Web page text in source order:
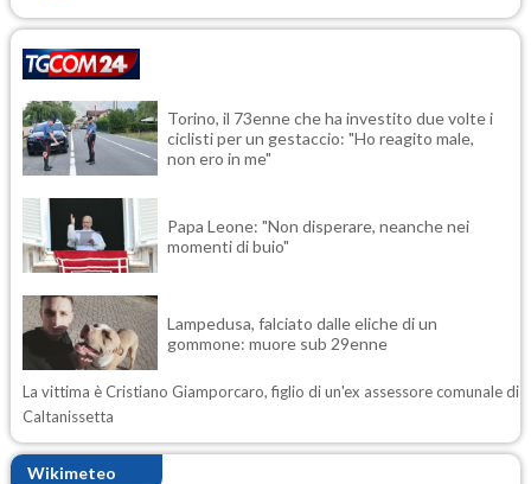
Torino, il 73enne che ha investito due volte i
ciclisti per un gestaccio: "Ho reagito male,
non ero in me"
Papa Leone: "Non disperare, neanche nei
momenti di buio"
Lampedusa, falciato dalle eliche di un
gommone: muore sub 29enne
La vittima è Cristiano Giamporcaro, figlio di un'ex assessore comunale di
Caltanissetta
Wikimeteo